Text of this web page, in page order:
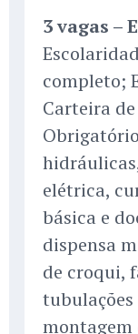
3 vagas –
completo;
Carteira
elétrica,
básica e
dispensa
de croqui,
tubulações
montagem